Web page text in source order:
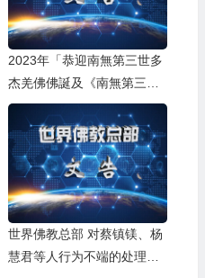
2023年「恭迎南無第三世多
杰羌佛佛誕及《南無第三世
多杰羌佛經藏總集》」法會
上翟芒尊者及證達教尊的講
話内容
世界佛教总部 对蔡镇镁、杨
慧君等人行为不端的处理决